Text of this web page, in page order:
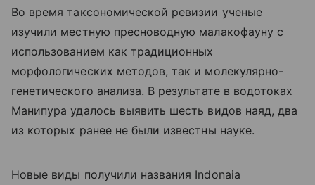
Во время таксономической ревизии ученые
изучили местную пресноводную малакофауну с
использованием как традиционных
морфологических методов, так и молекулярно-
генетического анализа. В результате в водотоках
Манипура удалось выявить шесть видов наяд, два
из которых ранее не были известны науке.
Новые виды получили названия Indonaia